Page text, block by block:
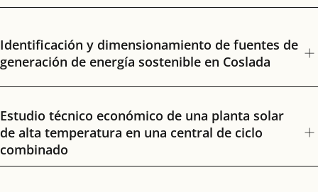
Identificación y dimensionamiento de fuentes de
generación de energía sostenible en Coslada
Estudio técnico económico de una planta solar
de alta temperatura en una central de ciclo
combinado